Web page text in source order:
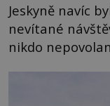
Jeskyně navíc
nevítané
nikdo